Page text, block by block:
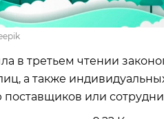
в третьем чтении
а также
или